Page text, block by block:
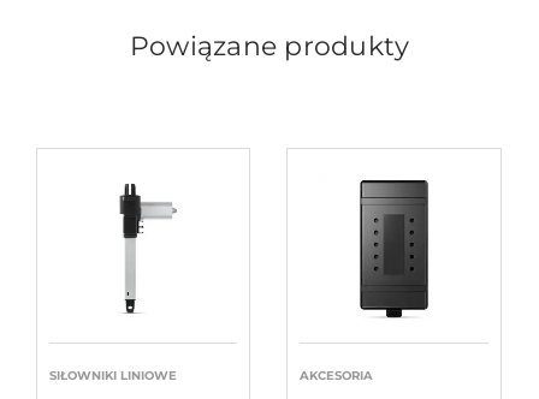
Powiązane produkty
SIŁOWNIKI LINIOWE AKCESORIA